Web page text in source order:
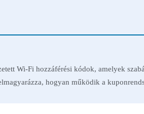
Wi-Fi hozzáférési kódok, amelyek
hogyan működik a